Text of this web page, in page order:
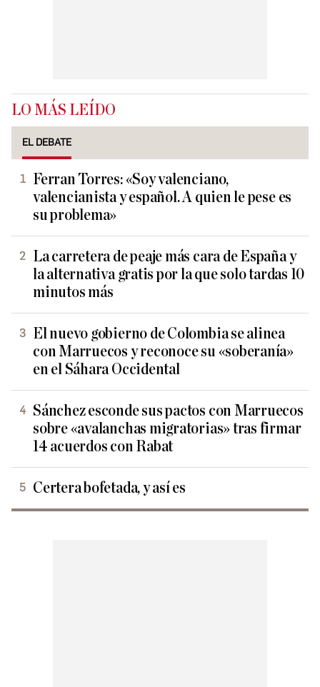
LO MÁS LEÍDO
EL DEBATE
Ferran Torres: «Soy valenciano,
valencianista y español. A quien le pese es
su problema»
La carretera de peaje más cara de España y
la alternativa gratis por la que solo tardas 10
minutos más
El nuevo gobierno de Colombia se alinea
con Marruecos y reconoce su «soberanía»
en el Sáhara Occidental
Sánchez esconde sus pactos con Marruecos
sobre «avalanchas migratorias» tras firmar
14 acuerdos con Rabat
Certera bofetada, y así es